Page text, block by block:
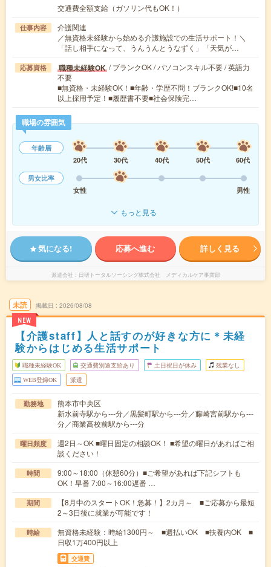
交通費全額支給（ガソリン代もOK！）
仕事内容
介護関連
／無資格未経験から始める介護施設での生活サポート！＼
「話し相手になって、うんうんとうなずく」「天気が…
応募資格 職種未経験OK / ブランクOK / パソコンスキル不要 / 英語力
不要
■無資格・未経験OK！■年齢・学歴不問！ブランクOK!■10名
以上採用予定！■履歴書不要■社会保険完…
職場の雰囲気
年齢層
20代
30代 40代 50代
60代
男女比率
女性
男性
もっと見る
気になる! 応募へ進む 詳しく見る
派遣会社 日研トータルソーシング株式会社 メディカルケア事業部
未読
NEW
掲載日 2026/08/08
【介護staff】人と話すのが好きな方に＊未経
験からはじめる生活サポート
職種未経験OK 交通費別途支給あり 土日祝日が休み 残業なし
WEB登録OK 派遣
勤務地
熊本市中央区
新水前寺駅から---分／黒髪町駅から---分／藤崎宮前駅から---
分／商業高校前駅から---分
曜日頻度
週2日～OK ■曜日固定の相談OK！ ■希望の曜日があればご相
談ください！
時間
9:00～18:00（休憩60分）■ご希望があれば下記シフトも
OK！早番 7:00～16:00遅番 …
期間
【8月中のスタートOK！急募！】2カ月～ ■ご応募から最短
2～3日後に就業が可能です！
時給
無資格未経験：時給1300円～ ■週払いOK ■扶養内OK ■
日収1万400円以上
交通費